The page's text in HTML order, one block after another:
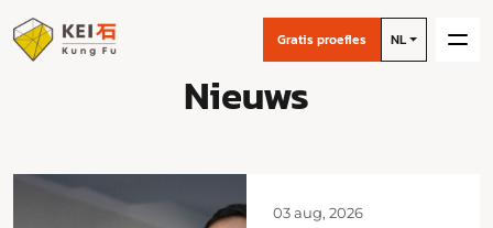
Gratis proefles NL
Nieuws
03 aug, 2026